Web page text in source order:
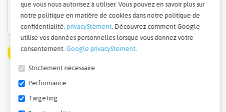
Soumettre
que vous nous autorisez à utiliser. Vous pouvez en savoir plus sur
notre politique en matière de cookies dans notre politique de
confidentialité. privacyStement. Découvrez comment Google
utilise vos données personnelles lorsque vous donnez votre
consentement. Google privacyStement.
Strictement nécessaire
Performance
Targeting